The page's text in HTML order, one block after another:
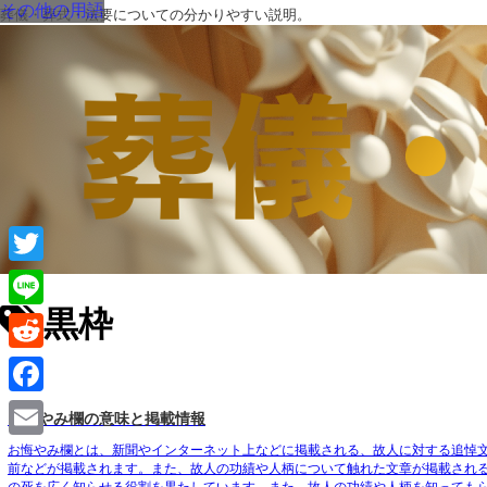
葬儀・葬式・法要についての分かりやすい説明。
黒枠
その他の用語
お悔やみ欄の意味と掲載情報
お悔やみ欄とは、新聞やインターネット上などに掲載される、故人に対する追悼
前などが掲載されます。また、故人の功績や人柄について触れた文章が掲載さ
Twitter
Line
Reddit
Facebook
Email